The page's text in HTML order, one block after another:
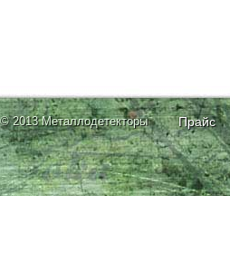
© 2013 Металлодетекторы Прайс